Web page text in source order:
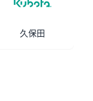
久保田